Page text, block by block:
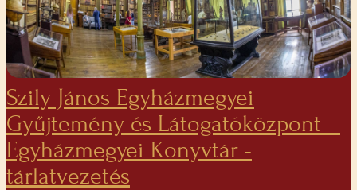
Szily János Egyházmegyei
Gyűjtemény és Látogatóközpont –
Egyházmegyei Könyvtár -
tárlatvezetés